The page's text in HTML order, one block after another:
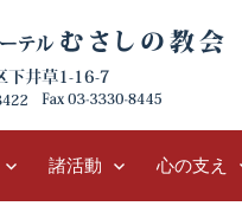
諸活動 心の支え